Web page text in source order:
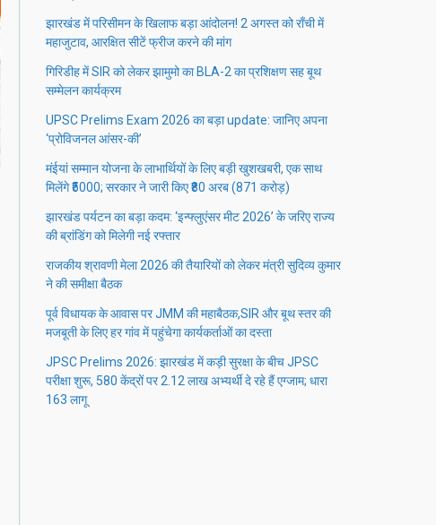
झारखंड में परिसीमन के खिलाफ बड़ा आंदोलन! 2 अगस्त को राँची में
महाजुटाव, आरक्षित सीटें फ्रीज करने की मांग
गिरिडीह में SIR को लेकर झामुमो का BLA-2 का प्रशिक्षण सह बूथ
सम्मेलन कार्यक्रम
UPSC Prelims Exam 2026 का बड़ा update: जानिए अपना
‘प्रोविजनल आंसर-की’
मंईयां सम्मान योजना के लाभार्थियों के लिए बड़ी खुशखबरी, एक साथ
मिलेंगे ₹5000; सरकार ने जारी किए ₹80 अरब (871 करोड़)
झारखंड पर्यटन का बड़ा कदम: ‘इन्फ्लुएंसर मीट 2026’ के जरिए राज्य
की ब्रांडिंग को मिलेगी नई रफ्तार
राजकीय श्रावणी मेला 2026 की तैयारियों को लेकर मंत्री सुदिव्य कुमार
ने की समीक्षा बैठक
पूर्व विधायक के आवास पर JMM की महाबैठक,SIR और बूथ स्तर की
मजबूती के लिए हर गांव में पहुंचेगा कार्यकर्ताओं का दस्ता
JPSC Prelims 2026: झारखंड में कड़ी सुरक्षा के बीच JPSC
परीक्षा शुरू, 580 केंद्रों पर 2.12 लाख अभ्यर्थी दे रहे हैं एग्जाम; धारा
163 लागू